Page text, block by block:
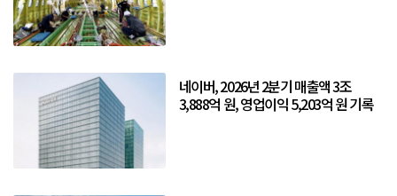
네이버, 2026년 2분기 매출액 3조
3,888억 원, 영업이익 5,203억 원 기록